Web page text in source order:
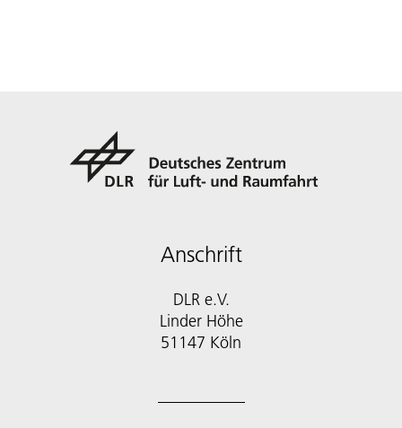
Anschrift
DLR e.V.
Linder Höhe
51147 Köln